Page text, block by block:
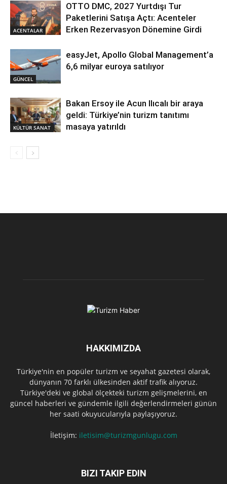
ACENTALAR
OTTO DMC, 2027 Yurtdışı Tur
Paketlerini Satışa Açtı: Acenteler
Erken Rezervasyon Dönemine Girdi
GÜNCEL
easyJet, Apollo Global Management’a
6,6 milyar euroya satılıyor
KÜLTÜR SANAT
Bakan Ersoy ile Acun Ilıcalı bir araya
geldi: Türkiye’nin turizm tanıtımı
masaya yatırıldı
HAKKIMIZDA
Türkiye'nin en popüler turizm ve seyahat gazetesi olarak,
dünyanın 70 farklı ülkesinden aktif trafik alıyoruz.
Türkiye'deki ve global ölçekteki turizm gelişmelerini, en
güncel haberleri ve gündemle ilgili değerlendirmeleri günün
her saati okuyucularıyla paylaşıyoruz.
İletişim: iletisim@turizmgunlugu.com
BIZI TAKIP EDIN